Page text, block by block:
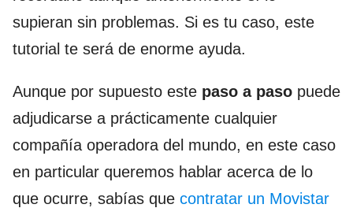
supieran sin problemas. Si es tu caso, este
tutorial te será de enorme ayuda.
Aunque por supuesto este paso a paso puede
adjudicarse a prácticamente cualquier
compañía operadora del mundo, en este caso
en particular queremos hablar acerca de lo
que ocurre, sabías que contratar un Movistar